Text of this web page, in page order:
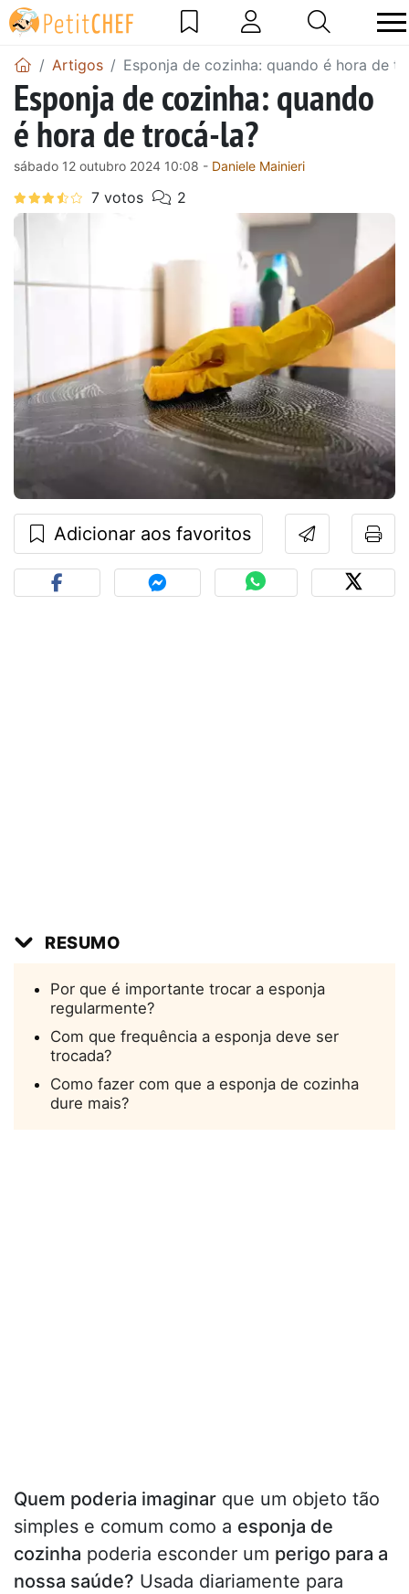
Artigos Esponja de cozinha: quando é hora de
Esponja de cozinha: quando
é hora de trocá-la?
sábado 12 outubro 2024 10:08 - Daniele Mainieri
Adicionar aos favoritos
RESUMO
Por que é importante trocar a esponja
regularmente?
Com que frequência a esponja deve ser
trocada?
Como fazer com que a esponja de cozinha
dure mais?
Quem poderia imaginar que um objeto tão
simples e comum como a esponja de
cozinha poderia esconder um perigo para a
nossa saúde? Usada diariamente para